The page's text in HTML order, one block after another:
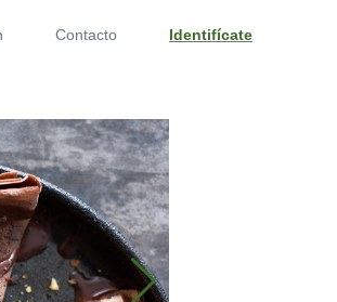
Contacto Identifícate